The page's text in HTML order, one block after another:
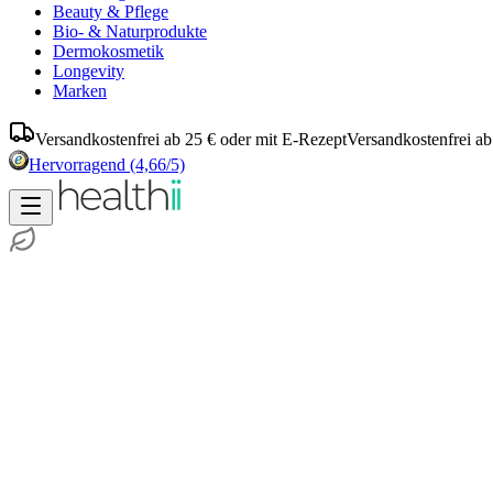
Beauty & Pflege
Bio- & Naturprodukte
Dermokosmetik
Longevity
Marken
Versandkostenfrei ab 25 € oder mit E-RezeptVersandkostenfrei
Hervorragend (4,66/5)